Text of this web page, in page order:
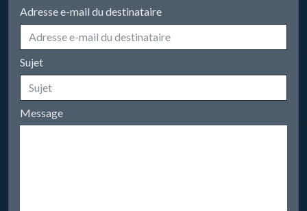
Adresse e-mail du destinataire
Sujet
Message